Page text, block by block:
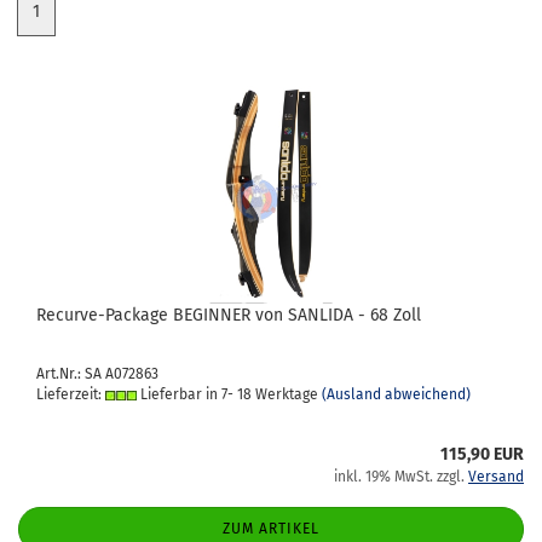
1
Recurve-​​Packa­ge BE­GIN­NER von SAN­LI­DA - 68 Zoll
Art.Nr.: SA A072863
Lieferzeit:
Lieferbar in 7- 18 Werktage (Ausland abweichend)
115,90 EUR
inkl. 19% MwSt. zzgl. Versand
ZUM ARTIKEL